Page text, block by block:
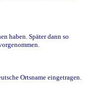
haben. Später dann so
Ortsname eingetragen.